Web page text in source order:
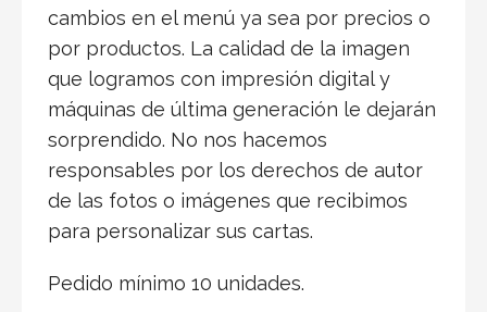
cambios en el menú ya sea por precios o
por productos. La calidad de la imagen
que logramos con impresión digital y
máquinas de última generación le dejarán
sorprendido. No nos hacemos
responsables por los derechos de autor
de las fotos o imágenes que recibimos
para personalizar sus cartas.
Pedido mínimo 10 unidades.